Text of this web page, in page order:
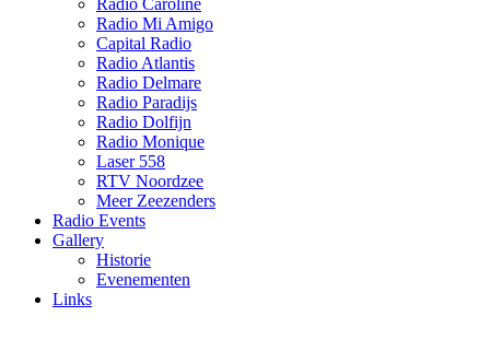
Radio Caroline
Radio Mi Amigo
Capital Radio
Radio Atlantis
Radio Delmare
Radio Paradijs
Radio Dolfijn
Radio Monique
Laser 558
RTV Noordzee
Meer Zeezenders
Radio Events
Gallery
Historie
Evenementen
Links